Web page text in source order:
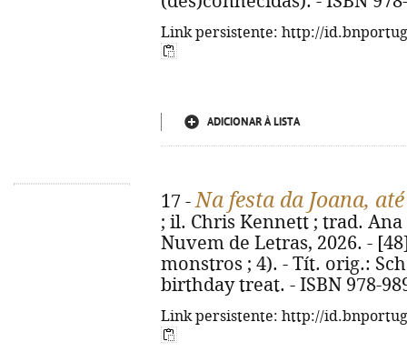
Link persistente: http://
ADICIONAR À LISTA
17 -Na festa da Joana,
; il. Chris Kennett ; trad. Ana
Nuvem de Letras, 2026. -
monstros ; 4). - Tít. orig.:
birthday treat. - ISBN 978-
Link persistente: http://